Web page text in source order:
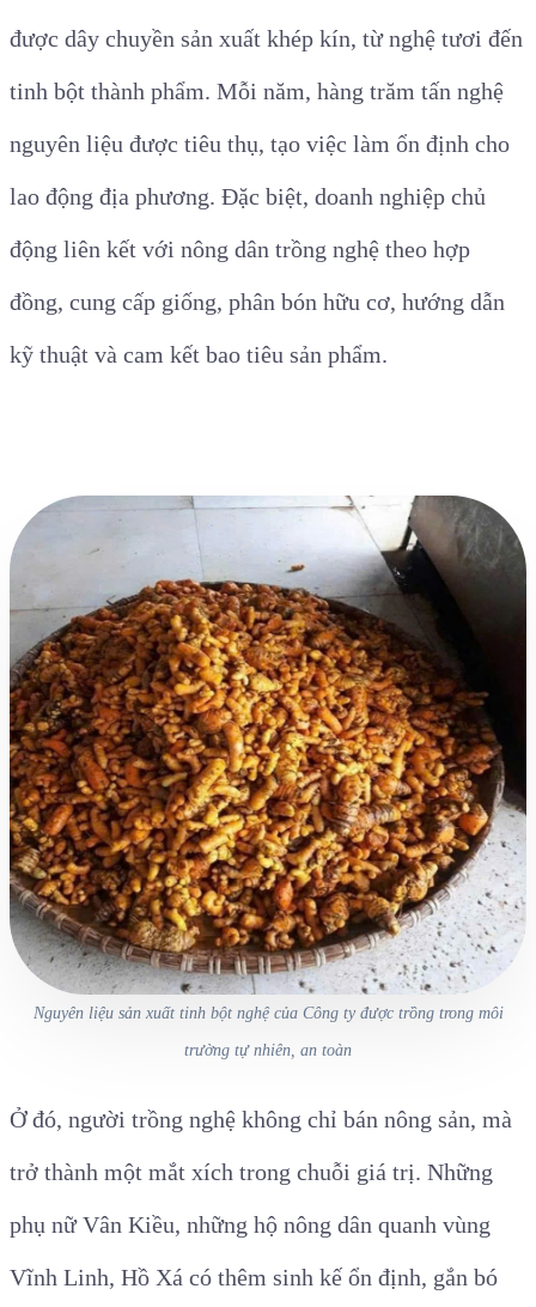
được dây chuyền sản xuất khép kín, từ nghệ tươi đến
tinh bột thành phẩm. Mỗi năm, hàng trăm tấn nghệ
nguyên liệu được tiêu thụ, tạo việc làm ổn định cho
lao động địa phương. Đặc biệt, doanh nghiệp chủ
động liên kết với nông dân trồng nghệ theo hợp
đồng, cung cấp giống, phân bón hữu cơ, hướng dẫn
kỹ thuật và cam kết bao tiêu sản phẩm.
Nguyên liệu sản xuất tinh bột nghệ của Công ty được trồng trong môi
trường tự nhiên, an toàn
Ở đó, người trồng nghệ không chỉ bán nông sản, mà
trở thành một mắt xích trong chuỗi giá trị. Những
phụ nữ Vân Kiều, những hộ nông dân quanh vùng
Vĩnh Linh, Hồ Xá có thêm sinh kế ổn định, gắn bó